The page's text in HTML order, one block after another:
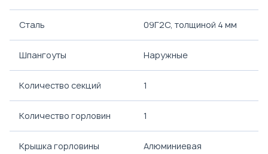
Сталь 09Г2С, толщиной 4 мм
Шпангоуты Наружные
Количество секций 1
Количество горловин 1
Крышка горловины Алюминиевая